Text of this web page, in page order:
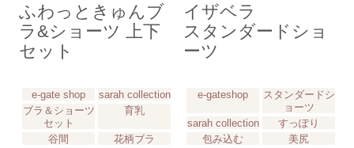
ふわっときゅんブ
ラ&ショーツ 上下
セット
e-gate shop
sarah collection
ブラ＆ショーツ
セット
育乳
谷間
花柄ブラ
イザベラ
スタンダードショ
ーツ
e-gateshop
スタンダードシ
ョーツ
sarah collection
すっぽり
包み込む
美尻